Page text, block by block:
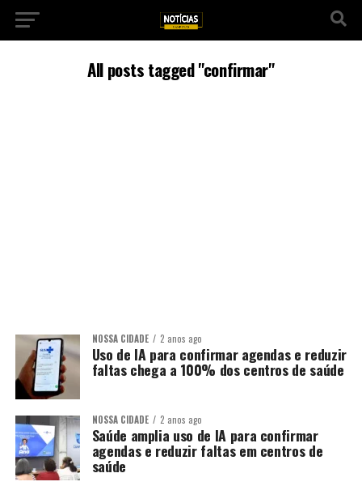
All posts tagged "confirmar"
NOSSA CIDADE 2 anos ago
Uso de IA para confirmar agendas e reduzir
faltas chega a 100% dos centros de saúde
NOSSA CIDADE 2 anos ago
Saúde amplia uso de IA para confirmar
agendas e reduzir faltas em centros de
saúde